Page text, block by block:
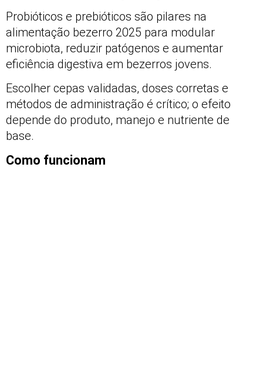
Probióticos e prebióticos são pilares na
alimentação bezerro 2025 para modular
microbiota, reduzir patógenos e aumentar
eficiência digestiva em bezerros jovens.
Escolher cepas validadas, doses corretas e
métodos de administração é crítico; o efeito
depende do produto, manejo e nutriente de
base.
Como funcionam